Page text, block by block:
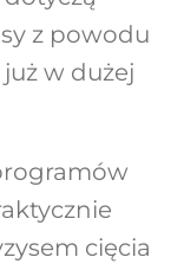
z powodu
w dużej
cięcia